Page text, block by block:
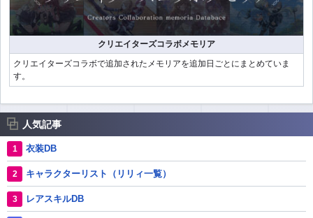
クリエイターズコラボメモリア
クリエイターズコラボで追加されたメモリアを追加日ごとにまとめていま
す。
人気記事
衣装DB
キャラクターリスト（リリィ一覧）
レアスキルDB